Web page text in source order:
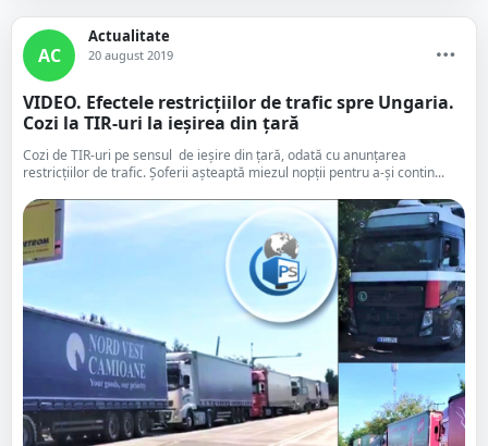
AC
Actualitate
20 august 2019
VIDEO. Efectele restricțiilor de trafic spre Ungaria.
Cozi la TIR-uri la ieșirea din țară
Cozi de TIR-uri pe sensul de ieșire din țară, odată cu anunțarea
restricțiilor de trafic. Șoferii așteaptă miezul nopții pentru a-și contin...